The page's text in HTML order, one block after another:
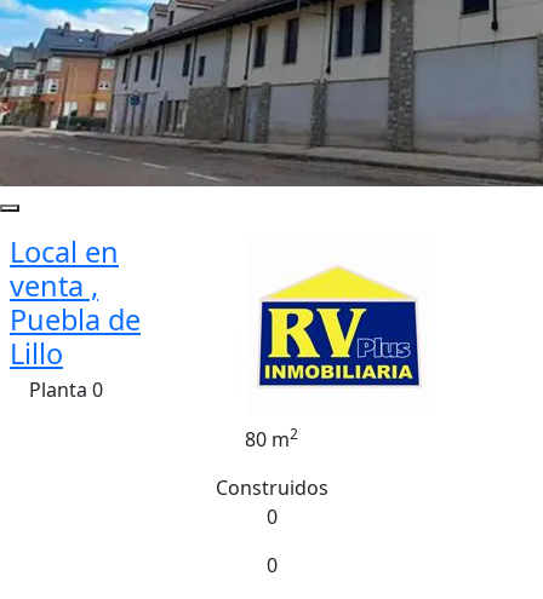
Local en
venta ,
Puebla de
Lillo
Planta 0
80 m2
Construidos
0
0